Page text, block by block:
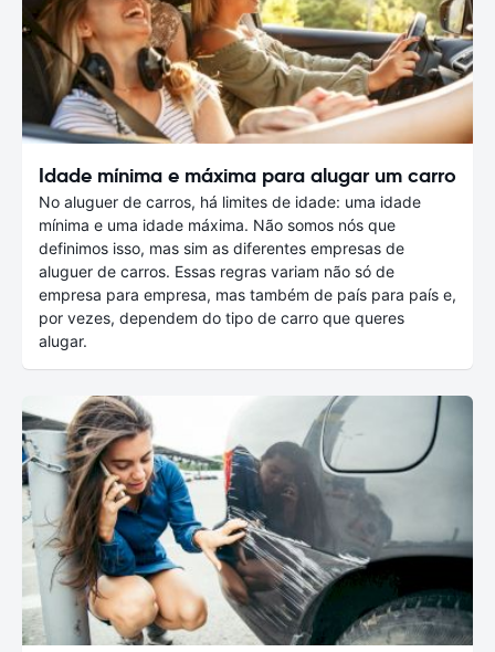
Idade mínima e máxima para alugar um carro
No aluguer de carros, há limites de idade: uma idade
mínima e uma idade máxima. Não somos nós que
definimos isso, mas sim as diferentes empresas de
aluguer de carros. Essas regras variam não só de
empresa para empresa, mas também de país para país e,
por vezes, dependem do tipo de carro que queres
alugar.